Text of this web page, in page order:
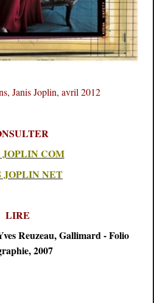
Janis Joplin, avril 2012
COM
JOPLIN NET
LIRE
Reuzeau, Gallimard - Folio
2007